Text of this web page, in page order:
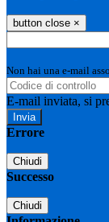
button close ×
Non hai una e-mail
E-mail inviata, si
Errore
Chiudi
Successo
Chiudi